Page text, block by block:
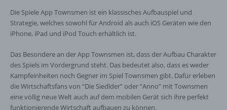
Die Spiele App Townsmen ist ein klassisches Aufbauspiel und
Strategie, welches sowohl für Android als auch iOS Geräten wie den
iPhone, iPad und iPod Touch erhältlich ist.
Das Besondere an der App Townsmen ist, dass der Aufbau Charakter
des Spiels im Vordergrund steht. Das bedeutet also, dass es weder
Kampfeinheiten noch Gegner im Spiel Townsmen gibt. Dafür erleben
die Wirtschaftsfans von “Die Siedlder” oder “Anno” mit Townsmen
eine völlig neue Welt auch auf dem mobilen Gerät sich ihre perfekt
funktionierende Wirtschaft aufbauen zu können.